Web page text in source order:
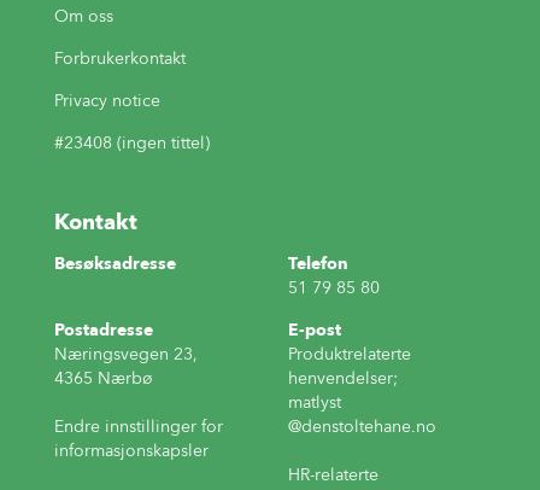
Om oss
Forbrukerkontakt
Privacy notice
#23408 (ingen tittel)
Kontakt
Besøksadresse
Telefon
51 79 85 80
Postadresse
Næringsvegen 23,
4365 Nærbø
Endre innstillinger for
informasjonskapsler
E-post
Produktrelaterte
henvendelser;
matlyst
@denstoltehane.no
HR-relaterte